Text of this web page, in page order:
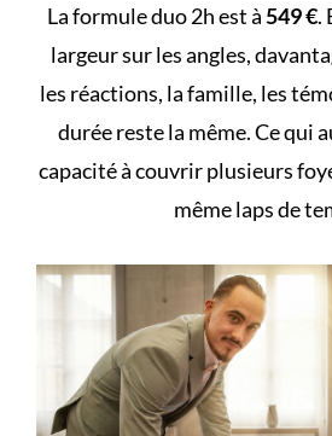
La formule duo 2h est à549 €.
largeur sur les angles,
les réactions, la famille, les
durée reste la même. Ce qui
capacité à couvrir plusieurs
même laps de